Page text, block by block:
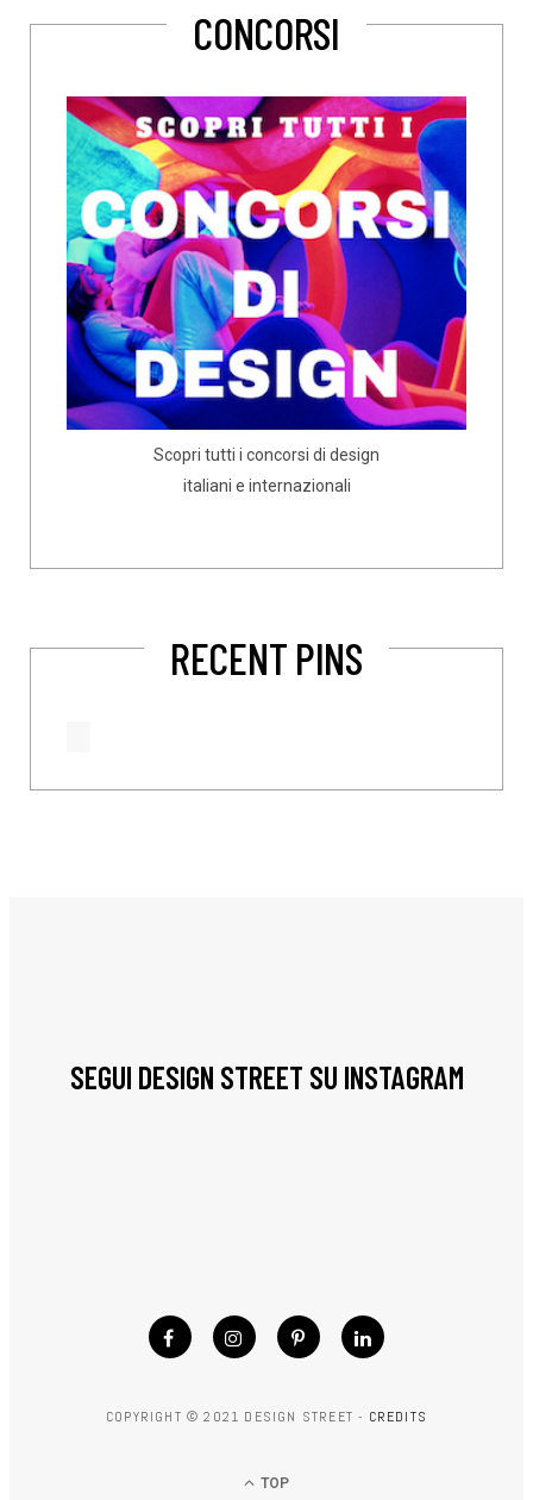
CONCORSI
Scopri tutti i concorsi di design
italiani e internazionali
RECENT PINS
SEGUI DESIGN STREET SU INSTAGRAM
COPYRIGHT © 2021 DESIGN STREET - CREDITS
TOP